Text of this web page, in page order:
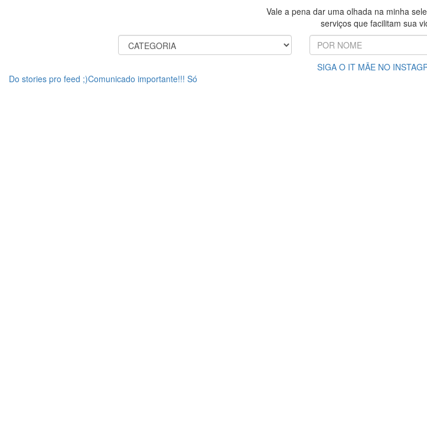
Vale a pena dar uma olhada na minha
serviços que facilitam sua
SIGA O IT MÃE NO
Do stories pro feed ;)Comunicado importante!!! Só